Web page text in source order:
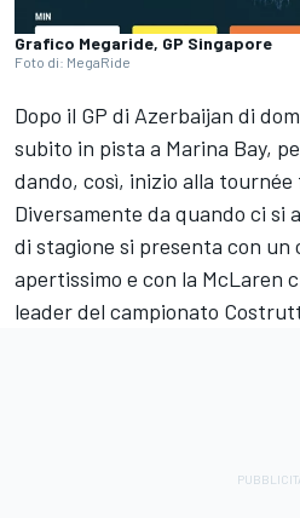
Grafico Megaride, GP Singapore
Foto di: MegaRide
Dopo il GP di Azerbaijan di
subito in pista a Marina Bay,
dando, così, inizio alla
Diversamente da quando ci si
di stagione si presenta con un
apertissimo e con la McLaren
leader del campionato